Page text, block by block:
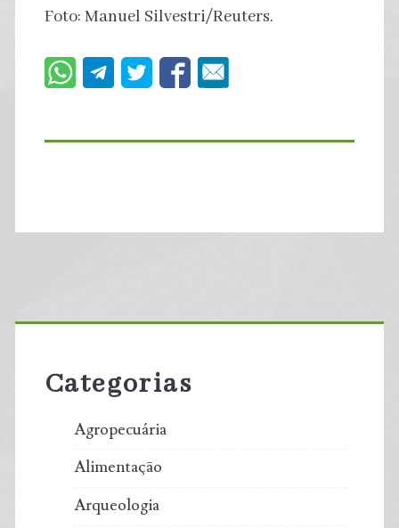
Foto: Manuel Silvestri/Reuters.
Primary
Sidebar
Categorias
Agropecuária
Alimentação
Arqueologia